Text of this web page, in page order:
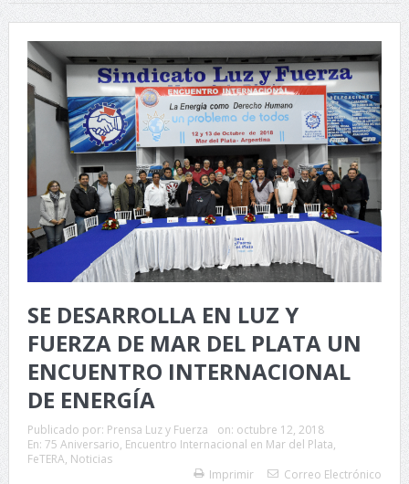
SE DESARROLLA EN LUZ Y
FUERZA DE MAR DEL PLATA UN
ENCUENTRO INTERNACIONAL
DE ENERGÍA
Publicado por: Prensa Luz y Fuerza on: octubre 12, 2018
En: 75 Aniversario, Encuentro Internacional en Mar del Plata,
FeTERA, Noticias
Imprimir
Correo Electrónico